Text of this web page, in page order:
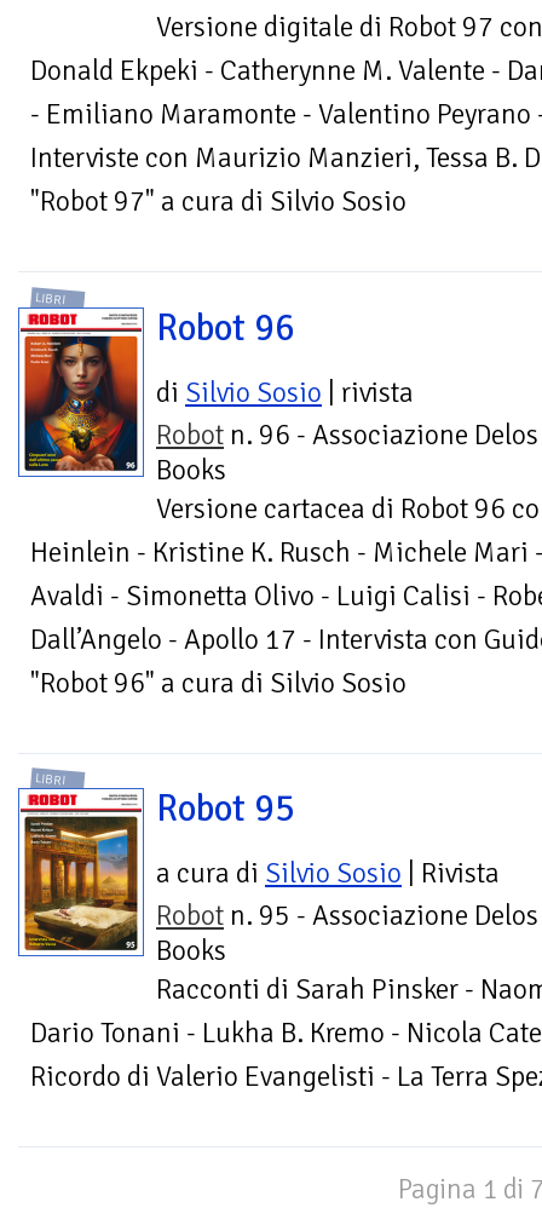
Versione digitale di Robot 97
Donald Ekpeki - Catherynne M. Valente -
- Emiliano Maramonte - Valentino Peyrano
Interviste con Maurizio Manzieri, Tessa B.
"Robot 97" a cura di Silvio Sosio
LIBRI
Robot 96
di Silvio Sosio | rivista
Robot n. 96 - Associazione Delos
Books
Versione cartacea di Robot 96
Heinlein - Kristine K. Rusch - Michele Mari
Avaldi - Simonetta Olivo - Luigi Calisi -
Dall’Angelo - Apollo 17 - Intervista con
"Robot 96" a cura di Silvio Sosio
LIBRI
Robot 95
a cura di Silvio Sosio | Rivista
Robot n. 95 - Associazione Delos
Books
Racconti di Sarah Pinsker -
Dario Tonani - Lukha B. Kremo - Nicola
Ricordo di Valerio Evangelisti - La Terra
Pagina 1 di